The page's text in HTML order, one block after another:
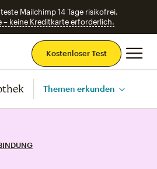
Mailchimp 14 Tage risikofrei.
– keine Kreditkarte erforderlich.
Kostenloser Test
Themen erkunden